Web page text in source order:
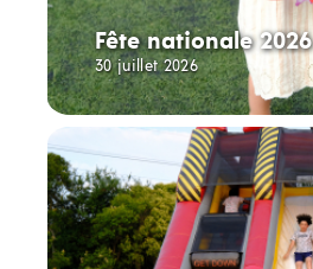
Fête nationale 2026
30 juillet 2026